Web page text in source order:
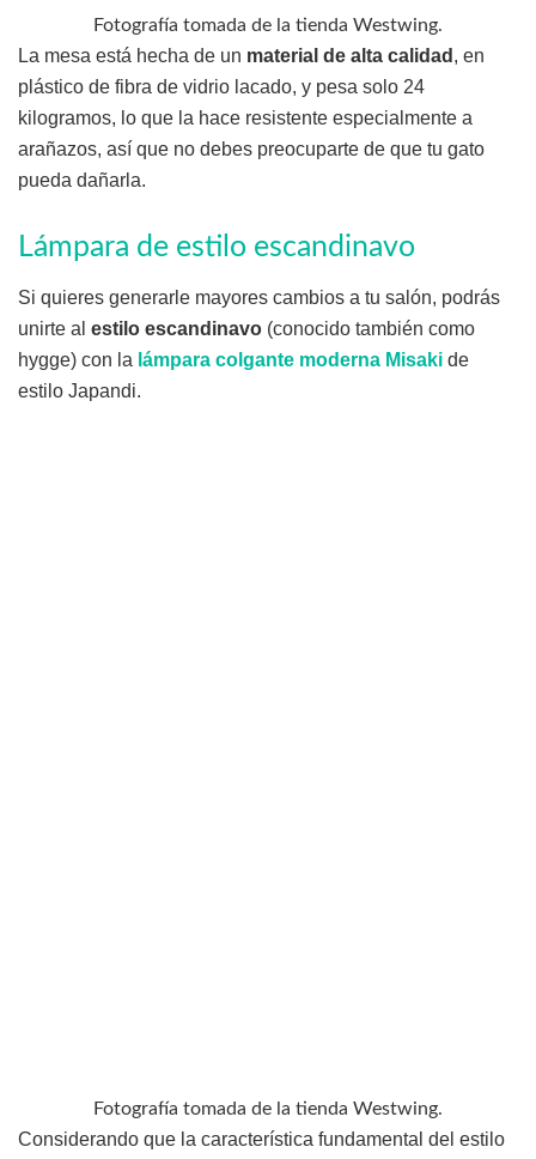
Fotografía tomada de la tienda Westwing.
La mesa está hecha de un material de alta calidad , en
plástico de fibra de vidrio lacado, y pesa solo 24
kilogramos, lo que la hace resistente especialmente a
arañazos, así que no debes preocuparte de que tu gato
pueda dañarla.
Lámpara de estilo escandinavo
Si quieres generarle mayores cambios a tu salón, podrás
unirte al estilo escandinavo (conocido también como
hygge) con la lámpara colgante moderna Misaki de
estilo Japandi.
Fotografía tomada de la tienda Westwing.
Considerando que la característica fundamental del estilo